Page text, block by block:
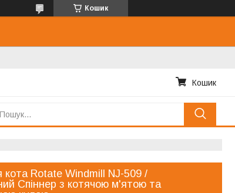
Кошик
Кошик
кота Rotate Windmill NJ-509 /
Спіннер з котячою м'ятою та